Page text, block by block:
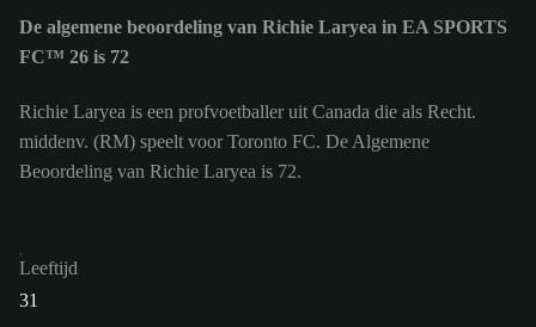
De algemene beoordeling van Richie Laryea in EA SPORTS
FC™ 26 is 72
Richie Laryea is een profvoetballer uit Canada die als Recht.
middenv. (RM) speelt voor Toronto FC. De Algemene
Beoordeling van Richie Laryea is 72.
Leeftijd
31